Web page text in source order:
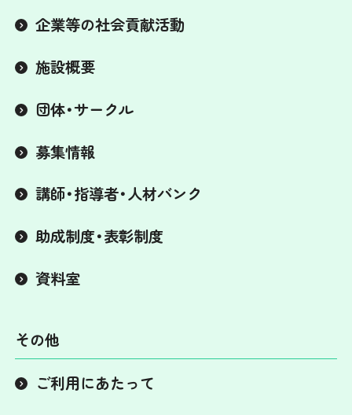
企業等の社会貢献活動
施設概要
団体・サークル
募集情報
講師・指導者・人材バンク
助成制度・表彰制度
資料室
その他
ご利用にあたって